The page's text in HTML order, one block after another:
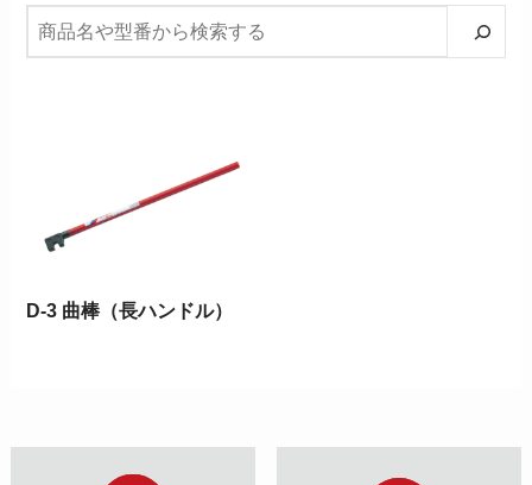
D-3 曲棒（長ハンドル）